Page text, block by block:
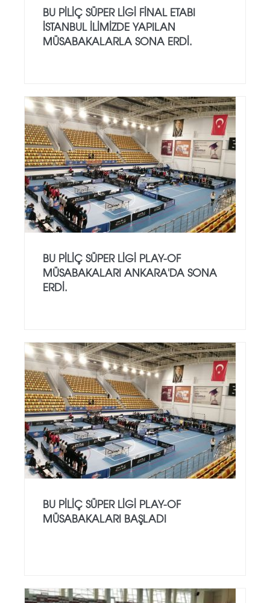
BU PİLİÇ SÜPER LİGİ FİNAL ETABI
İSTANBUL İLİMİZDE YAPILAN
MÜSABAKALARLA SONA ERDİ.
BU PİLİÇ SÜPER LİGİ PLAY-OF
MÜSABAKALARI ANKARA'DA SONA
ERDİ.
BU PİLİÇ SÜPER LİGİ PLAY-OF
MÜSABAKALARI BAŞLADI